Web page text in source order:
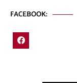
FACEBOOK: